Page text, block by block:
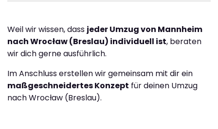
Weil wir wissen, dass jeder Umzug von Mannheim
nach Wrocław (Breslau) individuell ist, beraten
wir dich gerne ausführlich.
Im Anschluss erstellen wir gemeinsam mit dir ein
maßgeschneidertes Konzept für deinen Umzug
nach Wrocław (Breslau).